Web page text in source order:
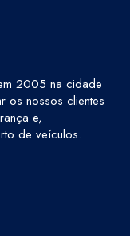
2005 na cidade
os nossos clientes
e,
de veículos.